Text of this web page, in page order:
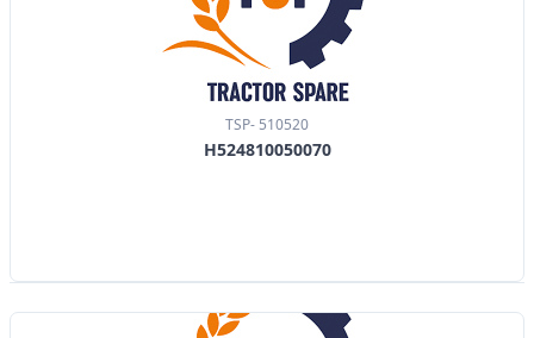
TSP- 510520
H524810050070